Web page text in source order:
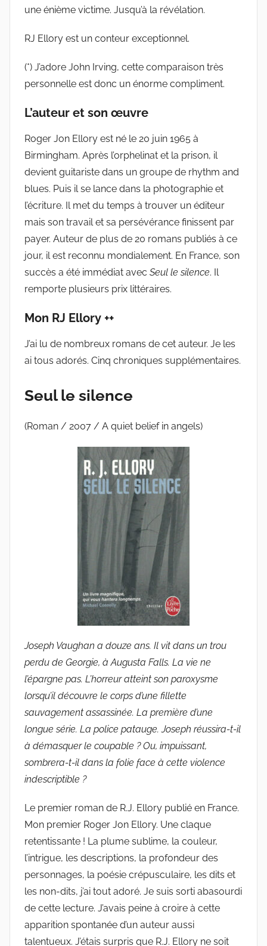
une énième victime. Jusqu’à la révélation.
RJ Ellory est un conteur exceptionnel.
(*) J’adore John Irving, cette comparaison très
personnelle est donc un énorme compliment.
L’auteur et son œuvre
Roger Jon Ellory est né le 20 juin 1965 à
Birmingham. Après l’orphelinat et la prison, il
devient guitariste dans un groupe de rhythm and
blues. Puis il se lance dans la photographie et
l’écriture. Il met du temps à trouver un éditeur
mais son travail et sa persévérance finissent par
payer. Auteur de plus de 20 romans publiés à ce
jour, il est reconnu mondialement. En France, son
succès a été immédiat avec Seul le silence. Il
remporte plusieurs prix littéraires.
Mon RJ Ellory ++
J’ai lu de nombreux romans de cet auteur. Je les
ai tous adorés. Cinq chroniques supplémentaires.
Seul le silence
(Roman / 2007 / A quiet belief in angels)
Joseph Vaughan a douze ans. Il vit dans un trou
perdu de Georgie, à Augusta Falls. La vie ne
l’épargne pas. L’horreur atteint son paroxysme
lorsqu’il découvre le corps d’une fillette
sauvagement assassinée. La première d’une
longue série. La police patauge. Joseph réussira-t-il
à démasquer le coupable ? Ou, impuissant,
sombrera-t-il dans la folie face à cette violence
indescriptible ?
Le premier roman de R.J. Ellory publié en France.
Mon premier Roger Jon Ellory. Une claque
retentissante ! La plume sublime, la couleur,
l’intrigue, les descriptions, la profondeur des
personnages, la poésie crépusculaire, les dits et
les non-dits, j’ai tout adoré. Je suis sorti abasourdi
de cette lecture. J’avais peine à croire à cette
apparition spontanée d’un auteur aussi
talentueux. J’étais surpris que R.J. Ellory ne soit